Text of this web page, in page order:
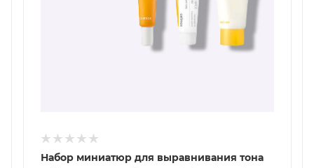
Набор миниатюр для выравнивания тона